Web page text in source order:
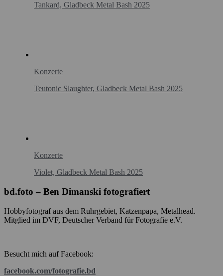
Tankard, Gladbeck Metal Bash 2025
Konzerte
Teutonic Slaughter, Gladbeck Metal Bash 2025
Konzerte
Violet, Gladbeck Metal Bash 2025
bd.foto – Ben Dimanski fotografiert
Hobbyfotograf aus dem Ruhrgebiet, Katzenpapa, Metalhead.
Mitglied im DVF, Deutscher Verband für Fotografie e.V.
Besucht mich auf Facebook:
facebook.com/fotografie.bd